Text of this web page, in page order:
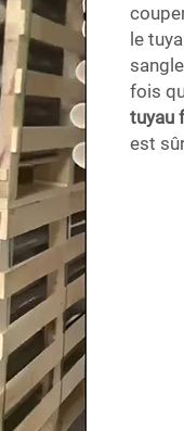
le
fois
tuyau
est